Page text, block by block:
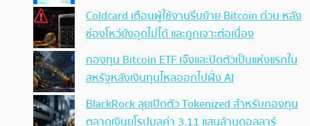
Coldcard เตือนผู้ใช้งานรีบย้าย Bitcoin ด่วน หลัง
ช่องโหว่ยังอุดไม่ได้ และถูกเจาะต่อเนื่อง
กองทุน Bitcoin ETF เจ๊งและปิดตัวเป็นแห่งแรกใน
สหรัฐหลังเงินทุนไหลออกไปฝั่ง AI
BlackRock ลุยเปิดตัว Tokenized สำหรับกองทุน
ตลาดเงินยุโรปมูลค่า 3.11 แสนล้านดอลลาร์